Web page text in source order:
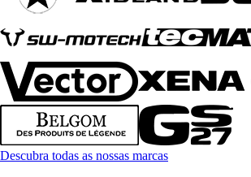
Descubra todas as nossas marcas